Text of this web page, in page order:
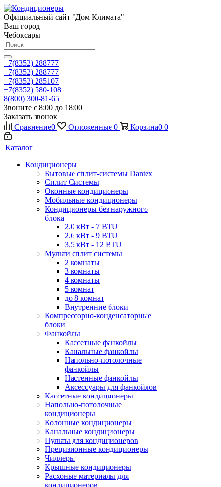
Официальный сайт "Дом Климата"
Ваш город
Чебоксары
+7(8352) 288777
+7(8352) 288777
+7(8352) 285107
+7(8352) 580-108
8(800) 300-81-65
Звоните с 8:00 до 18:00
Заказать звонок
Сравнение0 Отложенные 0 Корзина0 0
Каталог
Кондиционеры
Бытовые сплит-системы Dantex
Сплит Системы
Оконные кондиционеры
Мобильные кондиционеры
Кондиционеры без наружного
блока
2.0 кВт - 7 BTU
2.6 кВт - 9 BTU
3.5 кВт - 12 BTU
Мульти сплит системы
2 комнаты
3 комнаты
4 комнаты
5 комнат
до 8 комнат
Внутренние блоки
Компрессорно-конденсаторные
блоки
Фанкойлы
Кассетные фанкойлы
Канальные фанкойлы
Напольно-потолочные
фанкойлы
Настенные фанкойлы
Аксессуары для фанкойлов
Кассетные кондиционеры
Напольно-потолочные
кондиционеры
Колонные кондиционеры
Канальные кондиционеры
Пульты для кондиционеров
Прецизионные кондиционеры
Чиллеры
Крышные кондиционеры
Расхоные материалы для
кондиционеров